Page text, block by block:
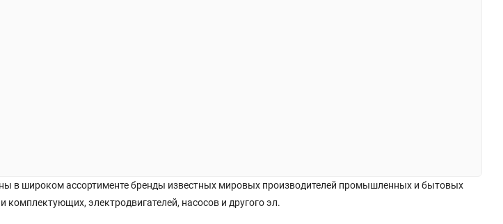
в широком ассортименте бренды известных мировых производителей промышленных и бытовых
комплектующих, электродвигателей, насосов и другого эл.